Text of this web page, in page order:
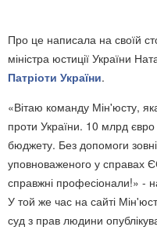
Про це написала на своїй
міністра юстиції України
Патріоти України.
«Вітаю команду Мін'юсту,
проти України. 10 млрд
бюджету. Без допомоги
уповноваженого у справах
справжні професіонали!» -
У той же час на сайті
суд з прав людини